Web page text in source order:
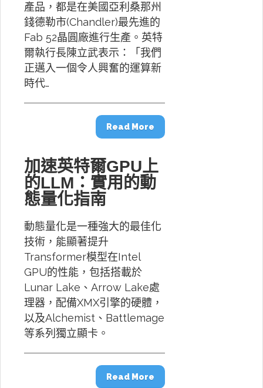
產品，都是在美國亞利桑那州
錢德勒市(Chandler)最先進的
Fab 52晶圓廠進行生產。英特
爾執行長陳立武表示：「我們
正邁入一個令人興奮的運算新
時代…
Read More
加速英特爾GPU上
的LLM：實用的動
態量化指南
動態量化是一種強大的最佳化
技術，能顯著提升
Transformer模型在Intel
GPU的性能，包括搭載於
Lunar Lake、Arrow Lake處
理器，配備XMX引擎的硬體，
以及Alchemist、Battlemage
等系列獨立顯卡。
Read More